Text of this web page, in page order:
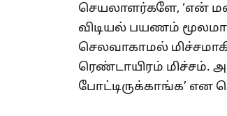
செயலாளர்களே, ‘என்
விடியல் பயணம்
செலவாகாமல்
ரெண்டாயிரம் மிச்சம்.
போட்டிருக்காங்க’ என